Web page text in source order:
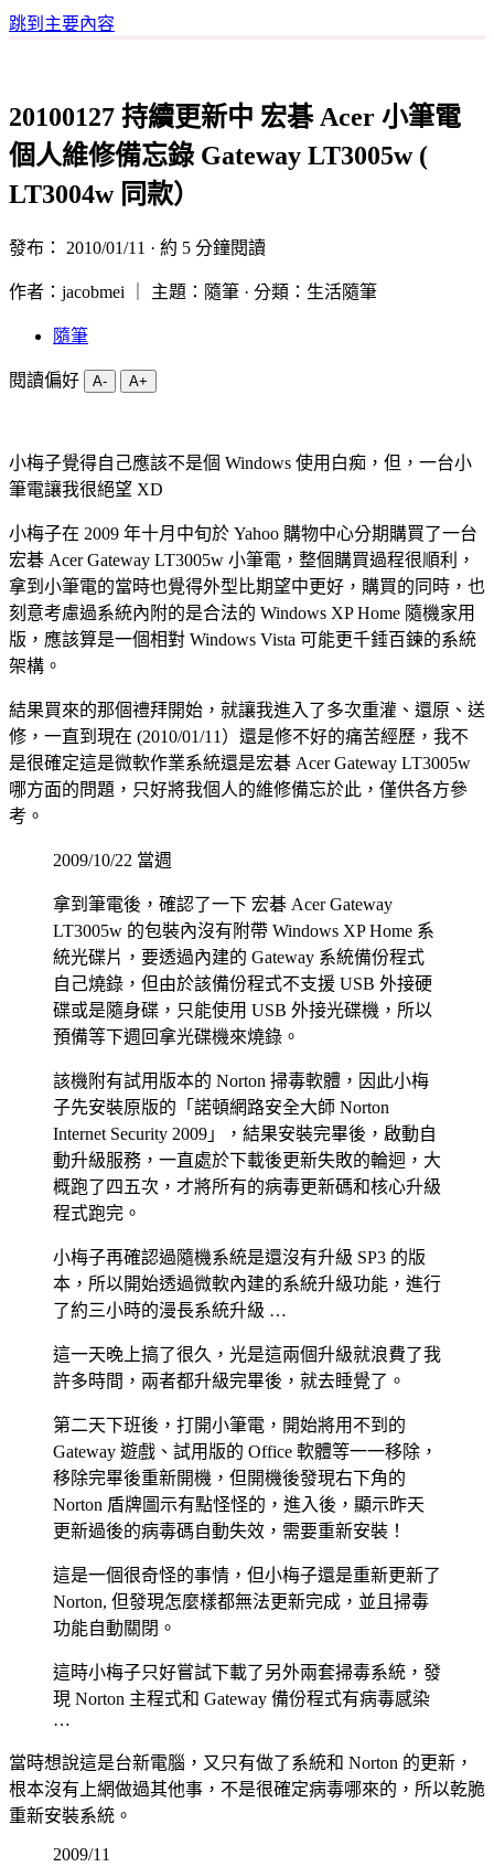
跳到主要內容
20100127 持續更新中 宏碁 Acer 小筆電
個人維修備忘錄 Gateway LT3005w (
LT3004w 同款）
發布： 2010/01/11 · 約 5 分鐘閱讀
作者：jacobmei ｜ 主題：隨筆 · 分類：生活隨筆
隨筆
閱讀偏好 A- A+
小梅子覺得自己應該不是個 Windows 使用白痴，但，一台小
筆電讓我很絕望 XD
小梅子在 2009 年十月中旬於 Yahoo 購物中心分期購買了一台
宏碁 Acer Gateway LT3005w 小筆電，整個購買過程很順利，
拿到小筆電的當時也覺得外型比期望中更好，購買的同時，也
刻意考慮過系統內附的是合法的 Windows XP Home 隨機家用
版，應該算是一個相對 Windows Vista 可能更千錘百鍊的系統
架構。
結果買來的那個禮拜開始，就讓我進入了多次重灌、還原、送
修，一直到現在 (2010/01/11）還是修不好的痛苦經歷，我不
是很確定這是微軟作業系統還是宏碁 Acer Gateway LT3005w
哪方面的問題，只好將我個人的維修備忘於此，僅供各方參
考。
2009/10/22 當週
拿到筆電後，確認了一下 宏碁 Acer Gateway
LT3005w 的包裝內沒有附帶 Windows XP Home 系
統光碟片，要透過內建的 Gateway 系統備份程式
自己燒錄，但由於該備份程式不支援 USB 外接硬
碟或是隨身碟，只能使用 USB 外接光碟機，所以
預備等下週回拿光碟機來燒錄。
該機附有試用版本的 Norton 掃毒軟體，因此小梅
子先安裝原版的「諾頓網路安全大師 Norton
Internet Security 2009」，結果安裝完畢後，啟動自
動升級服務，一直處於下載後更新失敗的輪迴，大
概跑了四五次，才將所有的病毒更新碼和核心升級
程式跑完。
小梅子再確認過隨機系統是還沒有升級 SP3 的版
本，所以開始透過微軟內建的系統升級功能，進行
了約三小時的漫長系統升級 …
這一天晚上搞了很久，光是這兩個升級就浪費了我
許多時間，兩者都升級完畢後，就去睡覺了。
第二天下班後，打開小筆電，開始將用不到的
Gateway 遊戲、試用版的 Office 軟體等一一移除，
移除完畢後重新開機，但開機後發現右下角的
Norton 盾牌圖示有點怪怪的，進入後，顯示昨天
更新過後的病毒碼自動失效，需要重新安裝！
這是一個很奇怪的事情，但小梅子還是重新更新了
Norton, 但發現怎麼樣都無法更新完成，並且掃毒
功能自動關閉。
這時小梅子只好嘗試下載了另外兩套掃毒系統，發
現 Norton 主程式和 Gateway 備份程式有病毒感染
…
當時想說這是台新電腦，又只有做了系統和 Norton 的更新，
根本沒有上網做過其他事，不是很確定病毒哪來的，所以乾脆
重新安裝系統。
2009/11